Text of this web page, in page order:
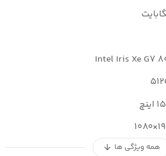
همه ویژگی ها arrow_downward